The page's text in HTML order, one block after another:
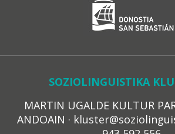
SOZIOLINGUISTIKA
MARTIN UGALDE KULTUR
ANDOAIN ·